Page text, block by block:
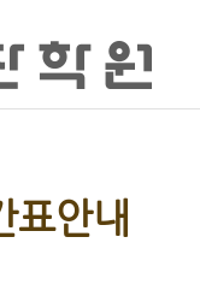
안내